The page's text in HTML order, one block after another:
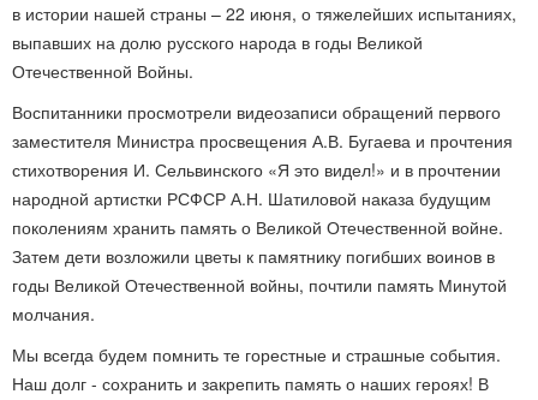
в истории нашей страны – 22 июня, о тяжелейших испытаниях,
выпавших на долю русского народа в годы Великой
Отечественной Войны.
Воспитанники просмотрели видеозаписи обращений первого
заместителя Министра просвещения А.В. Бугаева и прочтения
стихотворения И. Сельвинского «Я это видел!» и в прочтении
народной артистки РСФСР А.Н. Шатиловой наказа будущим
поколениям хранить память о Великой Отечественной войне.
Затем дети возложили цветы к памятнику погибших воинов в
годы Великой Отечественной войны, почтили память Минутой
молчания.
Мы всегда будем помнить те горестные и страшные события.
Наш долг - сохранить и закрепить память о наших героях! В